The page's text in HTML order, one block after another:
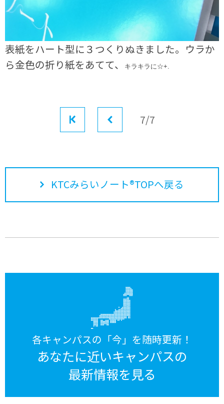
表紙をハート型に３つくりぬきました。ウラか
ら金色の折り紙をあてて、
キラキラに☆+.
前へ7/7
KTCみらいノート®TOPへ戻る
各キャンパスの「今」を随時更新！
あなたに近いキャンパスの
最新情報を見る